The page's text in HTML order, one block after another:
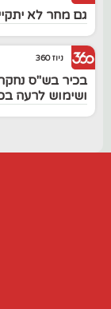
גם מחר לא
ניוז 360
בכיר בש"ס
ושימוש לרעה